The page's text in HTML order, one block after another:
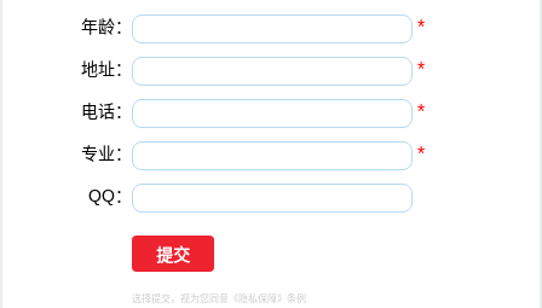
年龄： *
地址： *
电话： *
专业： *
QQ：
选择提交，视为您同意 《隐私保障》 条例